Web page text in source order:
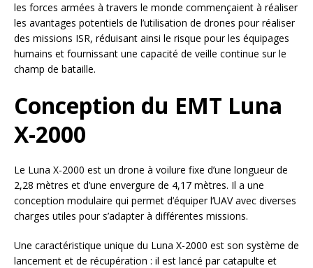
les forces armées à travers le monde commençaient à réaliser
les avantages potentiels de l’utilisation de drones pour réaliser
des missions ISR, réduisant ainsi le risque pour les équipages
humains et fournissant une capacité de veille continue sur le
champ de bataille.
Conception du EMT Luna
X-2000
Le Luna X-2000 est un drone à voilure fixe d’une longueur de
2,28 mètres et d’une envergure de 4,17 mètres. Il a une
conception modulaire qui permet d’équiper l’UAV avec diverses
charges utiles pour s’adapter à différentes missions.
Une caractéristique unique du Luna X-2000 est son système de
lancement et de récupération : il est lancé par catapulte et